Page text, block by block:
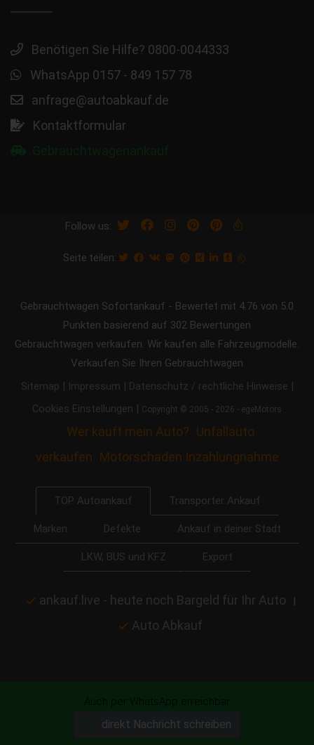
Benötigen Sie Hilfe? 0800-0044333
WhatsApp 0157 - 849 157 78
anfrage@autoabkauf.de
Kontaktformular
Follow us:
Seite teilen:
Gebrauchtwagen Sofortankauf - Bewertet mit 4.76 von 5.0
Punkten basierend auf 302 Bewertungen
Gebrauchtwagen verkaufen. Wir kaufen alle Fahrzeugmodelle.
Verkaufen Sie Ihren Gebrauchtwagen
Sitemap | Impressum | Datenschutz / rechtliche Hinweise |
Cookies Einstellungen | Copyright © 2005 - 2026 - egeMotors
Wer kauft mein Auto? Unfallauto
verkaufen
Motorschaden Inzahlungnahme
TOP Autoankauf Transporter Ankauf
Marken Defekte Ankauf in deiner Stadt
LKW, BUS und KFZ Export
ankauf.live - heute noch Bargeld für Ihr Auto |
Auto Abkauf
Auch per WhatsApp erreichbar
direkt Nachricht schreiben